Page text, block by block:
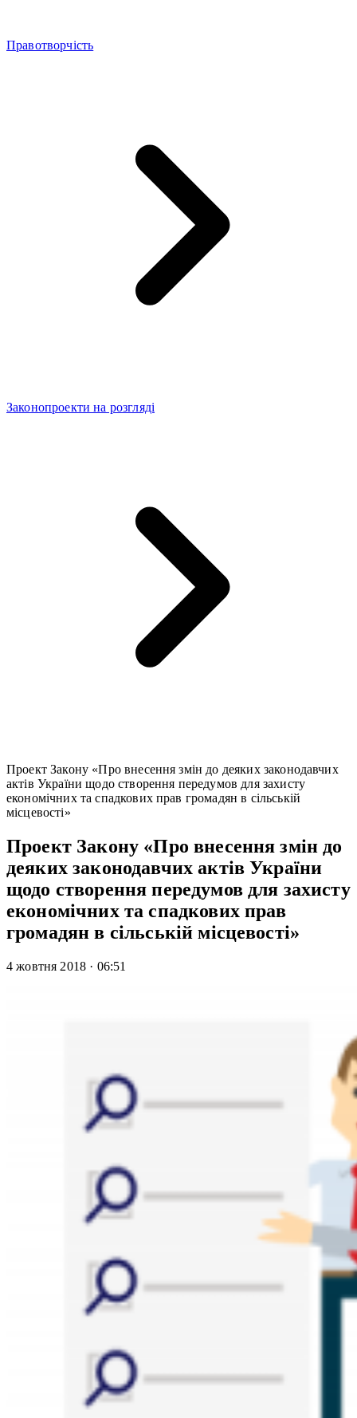
Правотворчість
Законопроекти на розгляді
Проект Закону «Про внесення змін до деяких законодавчих
актів України щодо створення передумов для захисту
економічних та спадкових прав громадян в сільській
місцевості»
Проект Закону «Про внесення змін до
деяких законодавчих актів України
щодо створення передумов для захисту
економічних та спадкових прав
громадян в сільській місцевості»
4 жовтня 2018 · 06:51